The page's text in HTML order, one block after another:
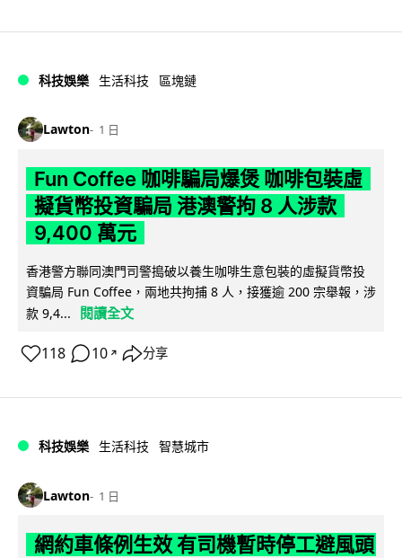
科技娛樂 生活科技 區塊鏈
Lawton 1 日
Fun Coffee 咖啡騙局爆煲 咖啡包裝虛
擬貨幣投資騙局 港澳警拘 8 人涉款
9,400 萬元
香港警方聯同澳門司警搗破以養生咖啡生意包裝的虛擬貨幣投
資騙局 Fun Coffee，兩地共拘捕 8 人，接獲逾 200 宗舉報，涉
款 9,4...
閱讀全文
118 10 ↗ 分享
科技娛樂 生活科技 智慧城市
Lawton 1 日
網約車條例生效 有司機暫時停工避風頭